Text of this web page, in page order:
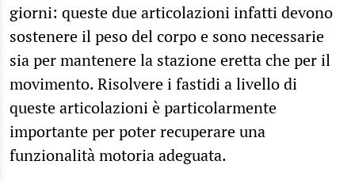
giorni: queste due articolazioni infatti devono
sostenere il peso del corpo e sono necessarie
sia per mantenere la stazione eretta che per il
movimento. Risolvere i fastidi a livello di
queste articolazioni è particolarmente
importante per poter recuperare una
funzionalità motoria adeguata.